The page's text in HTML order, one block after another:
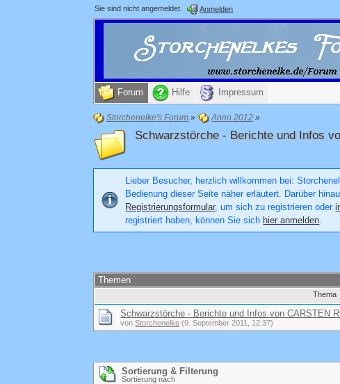
Sie sind nicht angemeldet. Anmelden
Forum Hilfe Impressum
Storchenelke's Forum » Anno 2012 »
Schwarzstörche - Berichte und Infos
Lieber Besucher, herzlich willkommen bei:
Bedienung dieser Seite näher erläutert. Darüber
Registrierungsformular, um sich zu registrieren oder
registriert haben, können Sie sich hier anmelden.
Themen
Thema
Schwarzstörche - Berichte und Infos von CARSTEN
vonStorchenelke (9. September 2011, 12:37)
Sortierung & Filterung
Sortierung nach